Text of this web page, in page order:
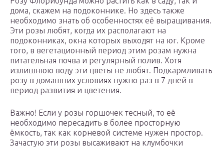
дома, скажем на подоконнике. Но здесь также
необходимо знать об особенностях её выращивания.
Эти розы любят, когда их располагают на
подоконниках, окна которых выходят на юг. Кроме
того, в вегетационный период этим розам нужна
питательная почва и регулярный полив. Хотя
излишнюю воду эти цветы не любят. Подкармливать
розу в домашних условиях нужно раз в 7 дней в
период развития и цветения.
Важно! Если у розы горшочек тесный, то её
необходимо пересадить в более просторную
ёмкость, так как корневой системе нужен простор.
Зачастую эти розы высаживают на клумбочки